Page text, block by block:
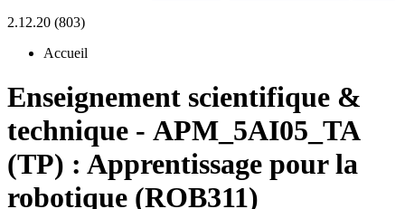
2.12.20 (803)
Accueil
Enseignement scientifique &
technique - APM_5AI05_TA
(TP) : Apprentissage pour la
robotique (ROB311)